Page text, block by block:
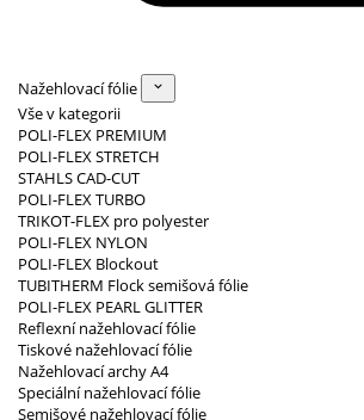
Nažehlovací fólie
Vše v kategorii
POLI-FLEX PREMIUM
POLI-FLEX STRETCH
STAHLS CAD-CUT
POLI-FLEX TURBO
TRIKOT-FLEX pro polyester
POLI-FLEX NYLON
POLI-FLEX Blockout
TUBITHERM Flock semišová fólie
POLI-FLEX PEARL GLITTER
Reflexní nažehlovací fólie
Tiskové nažehlovací fólie
Nažehlovací archy A4
Speciální nažehlovací fólie
Semišové nažehlovací fólie